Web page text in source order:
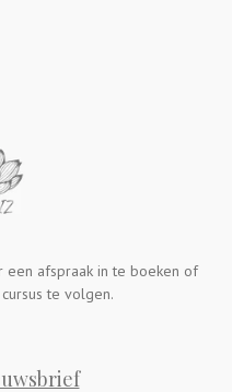
een afspraak in te boeken of
te volgen.